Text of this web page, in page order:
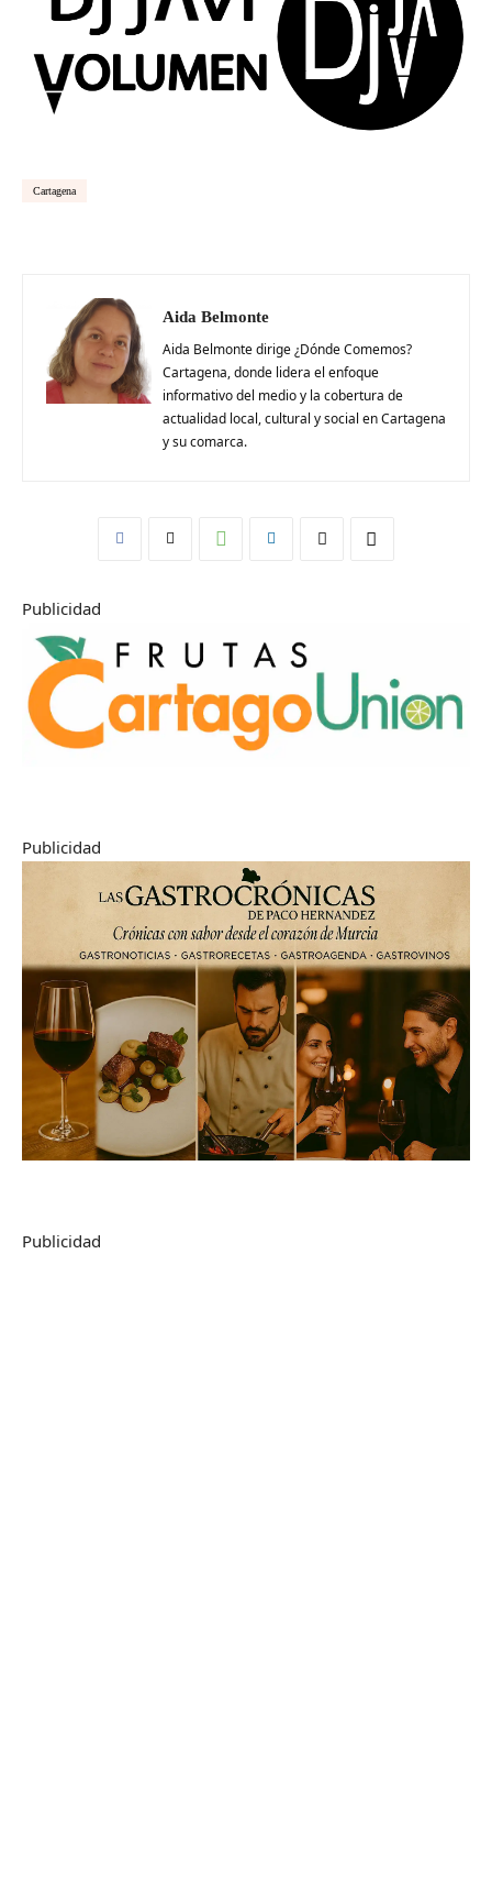
Cartagena
Aida Belmonte
Aida Belmonte dirige ¿Dónde Comemos?
Cartagena, donde lidera el enfoque
informativo del medio y la cobertura de
actualidad local, cultural y social en Cartagena
y su comarca.
Publicidad
Publicidad
Publicidad